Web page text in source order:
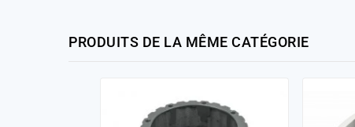
PRODUITS DE LA MÊME CATÉGORIE